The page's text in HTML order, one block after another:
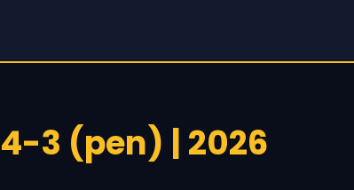
3 (pen) | 2026